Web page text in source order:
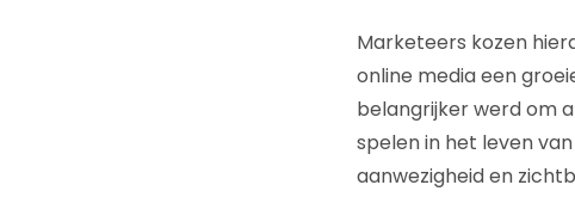
Marketeers kozen
online media een
belangrijker werd om
spelen in het leven
aanwezigheid en